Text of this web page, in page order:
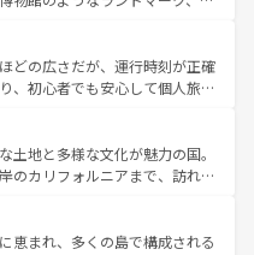
ぞれで全く異なる文化を体験で
、新着のフランス情報はコンテンツ一覧
ほしい。 なお、新着の
覧を参照してほしい。
る。また、優雅なアフタヌーン
まらない英国パブ、サッカー観
きる体験も豊富。イギリスを旅
。
どの広さだが、運行時刻が正確
、初心者でも安心して個人旅行
、スイスならではのユニークな
光だけでなく町歩きも満喫する
が高いため物価も高いが、旅行
こともできる。 なお、新
ツ一覧 を参照してほしい。
土地と多様な文化が魅力の国。
のカリフォルニアまで、訪れる
、ショッピング、エンターテイ
なスポットだ。一方、アメリカ
恵まれ、多くの島で構成される